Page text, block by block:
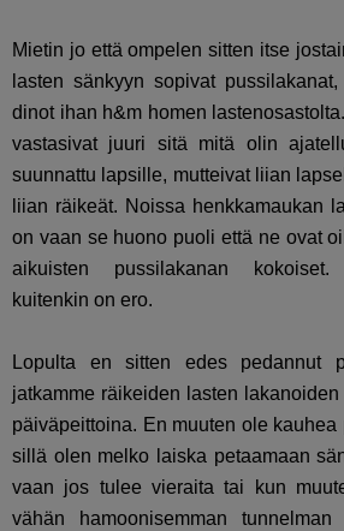
Mietin jo että ompelen sitten itse
lasten sänkyyn sopivat
dinot ihan h&m homen
vastasivat juuri sitä mitä olin
suunnattu lapsille, mutteivat liian
liian räikeät. Noissa henkkamaukan
on vaan se huono puoli että ne ovat
aikuisten pussilakanan
kuitenkin on ero.
Lopulta en sitten edes pedannut
jatkamme räikeiden lasten
päiväpeittoina. En muuten ole kauhea
sillä olen melko laiska petaamaan
vaan jos tulee vieraita tai kun
vähän hamoonisemman